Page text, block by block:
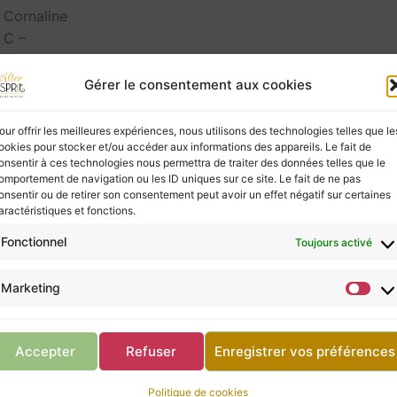
Gérer le consentement aux cookies
offrir les meilleures expériences, nous utilisons des technologies telles que
pour stocker et/ou accéder aux informations des appareils. Le fait de
à ces technologies nous permettra de traiter des données telles que le
de navigation ou les ID uniques sur ce site. Le fait de ne pas
ou de retirer son consentement peut avoir un effet négatif sur certaines
et fonctions.
Fonctionnel Toujours activé
Marketing
Accepter Refuser Enregistrer vos préférences
Politique de cookies
à ceux qui les écoutent, mais elles ne
ne négligez pas la consultation d’un
(pierre roulée)